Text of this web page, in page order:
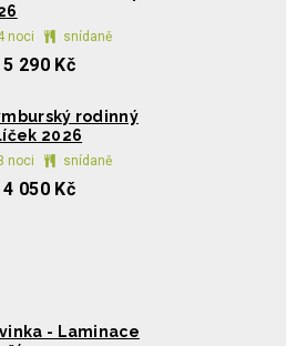
noci snídaně
5 290 Kč
rodinný
2026
noci snídaně
4 050 Kč
- Laminace